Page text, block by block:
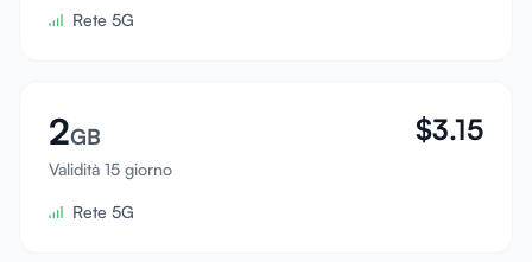
AccediRete 5G
2GB
Validità 15 giorno
$3.15
Rete 5G